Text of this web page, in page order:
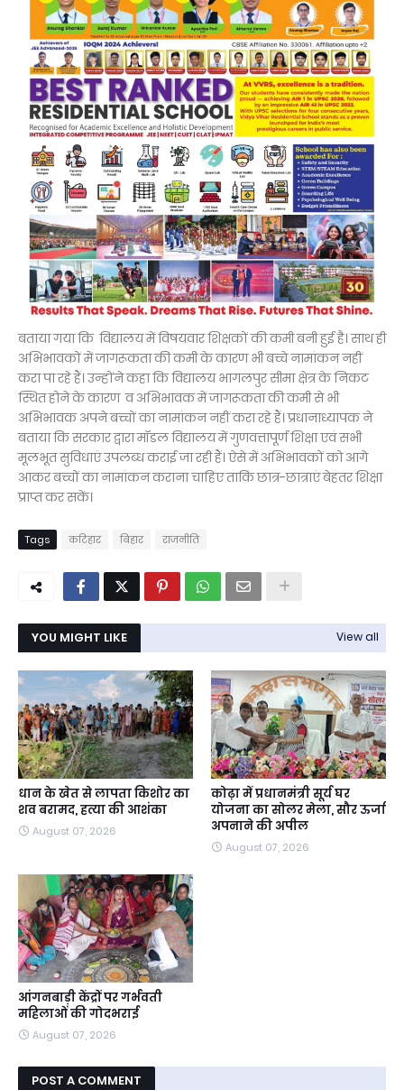
बताया गया कि विद्यालय में विषयवार शिक्षकों की कमी बनी हुई है। साथ ही
अभिभावकों में जागरूकता की कमी के कारण भी बच्चे नामांकन नहीं
करा पा रहे हैं। उन्होंने कहा कि विद्यालय भागलपुर सीमा क्षेत्र के निकट
स्थित होने के कारण व अभिभावक में जागरूकता की कमी से भी
अभिभावक अपने बच्चों का नामांकन नहीं करा रहे हैं। प्रधानाध्यापक ने
बताया कि सरकार द्वारा मॉडल विद्यालय में गुणवत्तापूर्ण शिक्षा एवं सभी
मूलभूत सुविधाएं उपलब्ध कराई जा रही हैं। ऐसे में अभिभावकों को आगे
आकर बच्चों का नामांकन कराना चाहिए ताकि छात्र-छात्राएं बेहतर शिक्षा
प्राप्त कर सकें।
Tags कटिहार बिहार राजनीति
YOU MIGHT LIKE View all
धान के खेत से लापता किशोर का
शव बरामद, हत्या की आशंका
August 07, 2026
कोढ़ा में प्रधानमंत्री सूर्य घर
योजना का सोलर मेला, सौर ऊर्जा
अपनाने की अपील
August 07, 2026
आंगनबाड़ी केंद्रों पर गर्भवती
महिलाओं की गोदभराई
August 07, 2026
POST A COMMENT